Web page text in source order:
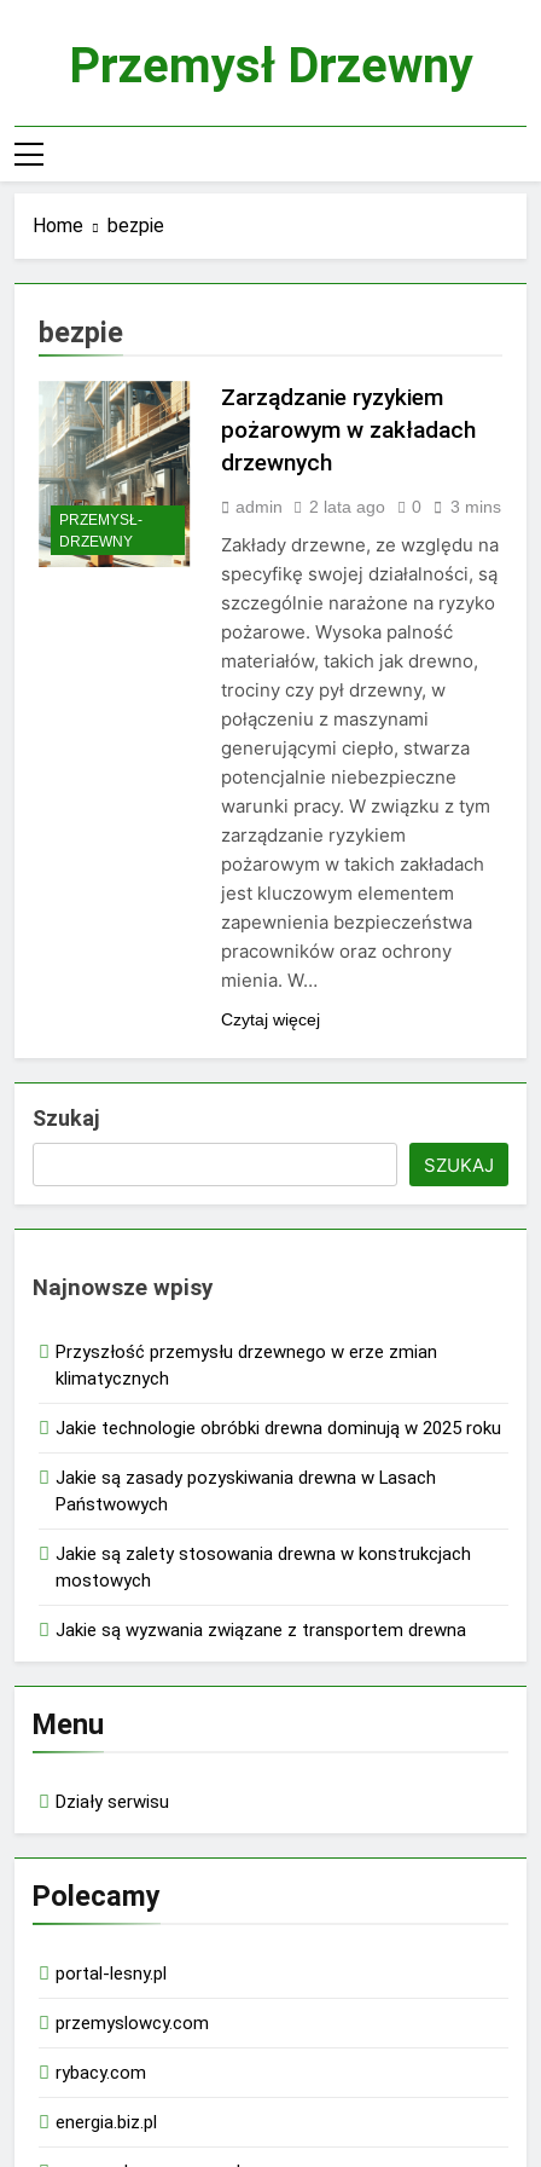
Przemysł Drzewny
Home bezpie
bezpie
PRZEMYSŁ-
DRZEWNY
Zarządzanie ryzykiem
pożarowym w zakładach
drzewnych
admin 2 lata ago 0 3 mins
Zakłady drzewne, ze względu na
specyfikę swojej działalności, są
szczególnie narażone na ryzyko
pożarowe. Wysoka palność
materiałów, takich jak drewno,
trociny czy pył drzewny, w
połączeniu z maszynami
generującymi ciepło, stwarza
potencjalnie niebezpieczne
warunki pracy. W związku z tym
zarządzanie ryzykiem
pożarowym w takich zakładach
jest kluczowym elementem
zapewnienia bezpieczeństwa
pracowników oraz ochrony
mienia. W…
Czytaj więcej
Szukaj
SZUKAJ
Najnowsze wpisy
Przyszłość przemysłu drzewnego w erze zmian
klimatycznych
Jakie technologie obróbki drewna dominują w 2025 roku
Jakie są zasady pozyskiwania drewna w Lasach
Państwowych
Jakie są zalety stosowania drewna w konstrukcjach
mostowych
Jakie są wyzwania związane z transportem drewna
Menu
Działy serwisu
Polecamy
portal-lesny.pl
przemyslowcy.com
rybacy.com
energia.biz.pl